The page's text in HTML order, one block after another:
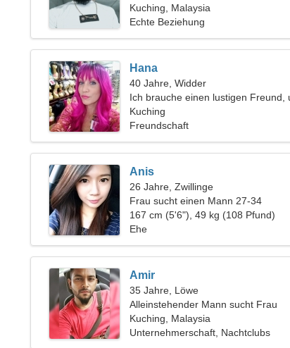
Kuching, Malaysia
Echte Beziehung
Hana
40 Jahre, Widder
Ich brauche einen lustigen Freund,
zusammen zu kochen
Kuching
Freundschaft
Anis
26 Jahre, Zwillinge
Frau sucht einen Mann 27-34
167 cm (5'6"), 49 kg (108 Pfund)
Ehe
Amir
35 Jahre, Löwe
Alleinstehender Mann sucht Frau
Kuching, Malaysia
Unternehmerschaft, Nachtclubs